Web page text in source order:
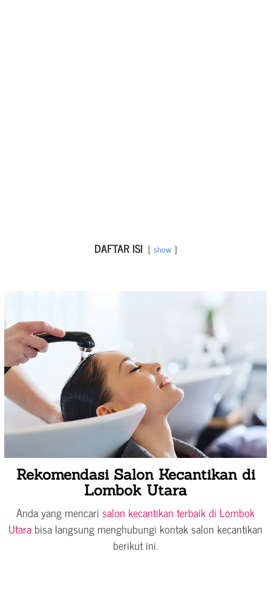
DAFTAR ISI show
Rekomendasi Salon Kecantikan di
Lombok Utara
Anda yang mencari salon kecantikan terbaik di Lombok
Utara bisa langsung menghubungi kontak salon kecantikan
berikut ini.